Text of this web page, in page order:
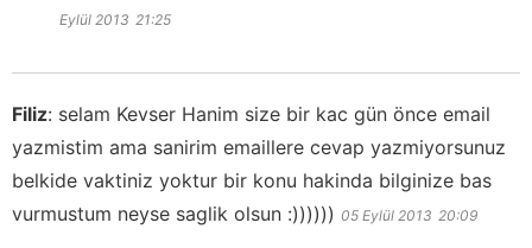
Eylül 2013 21:25
Filiz: selam Kevser Hanim size bir kac gün önce email
yazmistim ama sanirim emaillere cevap yazmiyorsunuz
belkide vaktiniz yoktur bir konu hakinda bilginize bas
vurmustum neyse saglik olsun :)))))) 05 Eylül 2013 20:09